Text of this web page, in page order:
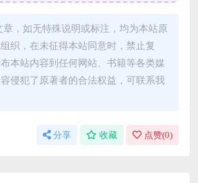
章，如无特殊说明或标注，均为本站原
织，在未征得本站同意时，禁止复
本站内容到任何网站、书籍等各类媒
侵犯了原著者的合法权益，可联系我
分享 收藏 点赞(0)